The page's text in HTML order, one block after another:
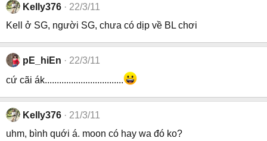
Kelly376
22/3/11
Kell ở SG, người SG, chưa có dịp về BL chơi
pE_hiEn
22/3/11
cứ cãi ák.................................
Kelly376
21/3/11
uhm, bình quới á. moon có hay wa đó ko?